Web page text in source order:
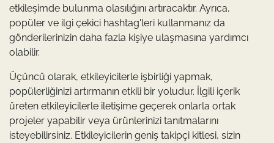
etkileşimde bulunma olasılığını artıracaktır. Ayrıca,
popüler ve ilgi çekici hashtag'leri kullanmanız da
gönderilerinizin daha fazla kişiye ulaşmasına yardımcı
olabilir.
Üçüncü olarak, etkileyicilerle işbirliği yapmak,
popülerliğinizi artırmanın etkili bir yoludur. İlgili içerik
üreten etkileyicilerle iletişime geçerek onlarla ortak
projeler yapabilir veya ürünlerinizi tanıtmalarını
isteyebilirsiniz. Etkileyicilerin geniş takipçi kitlesi, sizin